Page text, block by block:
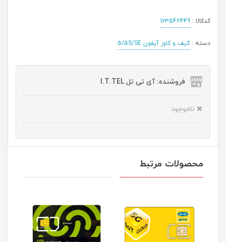
کدکالا : 163542449
دسته :کیف و کاور آیفون 5/5S/SE
فروشنده: آی تی تل I.T.TEL
ناموجود
محصولات مرتبط